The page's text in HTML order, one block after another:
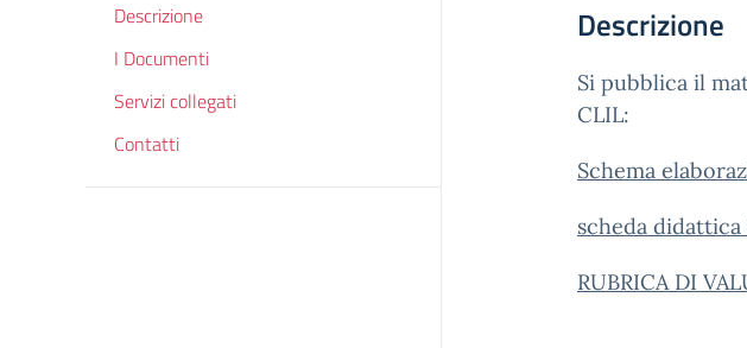
Descrizione
I Documenti
Servizi collegati
Contatti
Descrizione
Si pubblica il
CLIL:
Schema
scheda
RUBRICA DI